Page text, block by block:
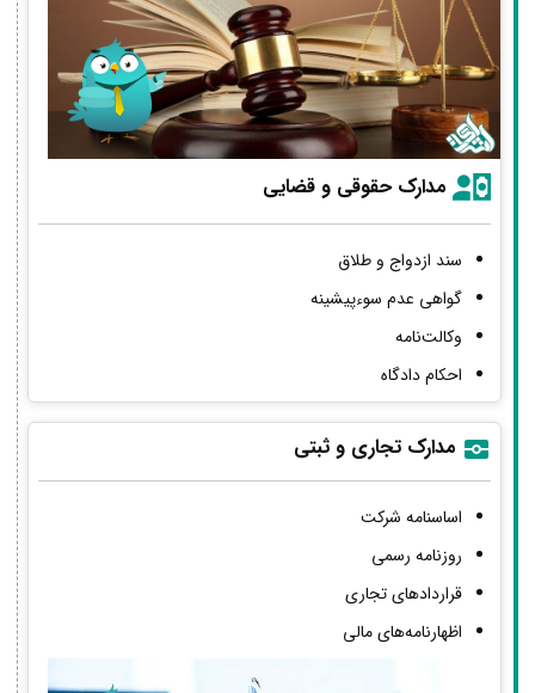
مدارک حقوقی و قضایی
سند ازدواج و طلاق
گواهی عدم سوءپیشینه
وکالت‌نامه
احکام دادگاه
مدارک تجاری و ثبتی
اساسنامه شرکت
روزنامه رسمی
قراردادهای تجاری
اظهارنامه‌های مالی